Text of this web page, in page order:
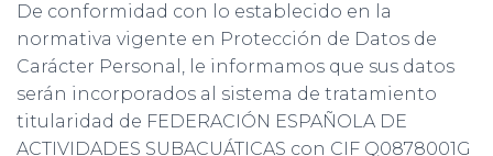
De conformidad con lo establecido en la
normativa vigente en Protección de Datos de
Carácter Personal, le informamos que sus datos
serán incorporados al sistema de tratamiento
titularidad de FEDERACIÓN ESPAÑOLA DE
ACTIVIDADES SUBACUÁTICAS con CIF Q0878001G